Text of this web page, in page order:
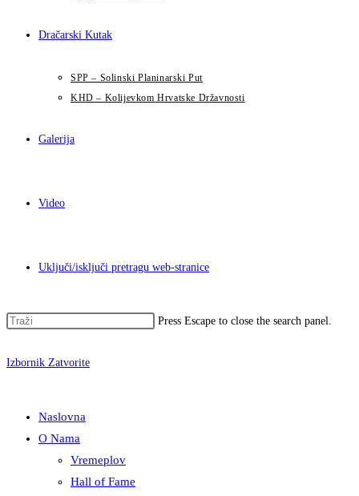
Dračarski Kutak
SPP – Solinski Planinarski Put
KHD – Kolijevkom Hrvatske Državnosti
Galerija
Video
Uključi/isključi pretragu web-stranice
Press Escape to close the search panel.
Izbornik Zatvorite
Naslovna
O Nama
Vremeplov
Hall of Fame